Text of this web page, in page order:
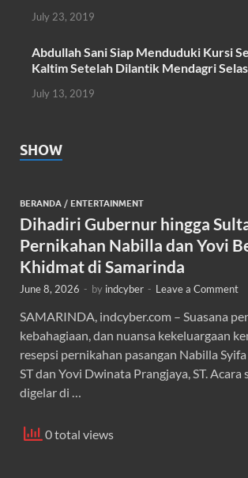
July 23, 2019
Abdullah Sani Siap Menduduki Kursi
Kaltim Setelah Dilantik Mendagri
July 13, 2019
SHOW
BERANDA / ENTERTAINMENT
Dihadiri Gubernur hingga
Pernikahan Nabilla dan Yovi
Khidmat di Samarinda
June 8, 2026 - by indcyber - Leave a Comment
SAMARINDA, indcyber.com – Suasana
kebahagiaan, dan nuansa kekeluargaan
resepsi pernikahan pasangan Nabilla
ST dan Yovi Dwinata Prangjaya, ST.
digelar di …
0 total views